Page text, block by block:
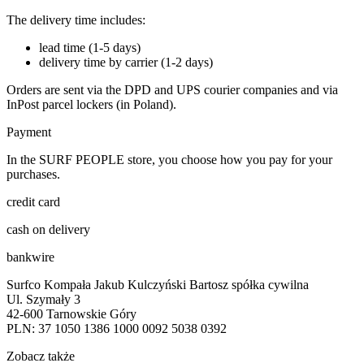
The delivery time includes:
lead time (1-5 days)
delivery time by carrier (1-2 days)
Orders are sent via the DPD and UPS courier companies and via
InPost parcel lockers (in Poland).
Payment
In the SURF PEOPLE store, you choose how you pay for your
purchases.
credit card
cash on delivery
bankwire
Surfco Kompała Jakub Kulczyński Bartosz spółka cywilna
Ul. Szymały 3
42-600 Tarnowskie Góry
PLN: 37 1050 1386 1000 0092 5038 0392
Zobacz także